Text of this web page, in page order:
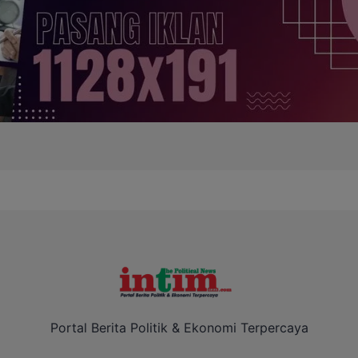
Portal Berita Politik & Ekonomi Terpercaya